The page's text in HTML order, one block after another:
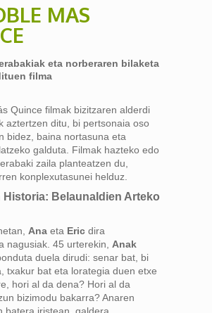
MAS
eta norberaren bilaketa
filma
Quince filmak bizitzaren alderdi
aztertzen ditu, bi pertsonaia oso
bidez, baina nortasuna eta
galduta. Filmak hazteko edo
zaila planteatzen du,
konplexutasunei helduz.
Historia: Belaunaldien Arteko
Ana eta Eric dira
nagusiak. 45 urterekin, Anak
duela dirudi: senar bat, bi
txakur bat eta lorategia duen etxe
hori al da dena? Hori al da
bizimodu bakarra? Anaren
batera iristean, galdera